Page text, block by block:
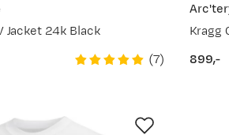
Jacket 24k Black
(7)
Kragg
price
899,-